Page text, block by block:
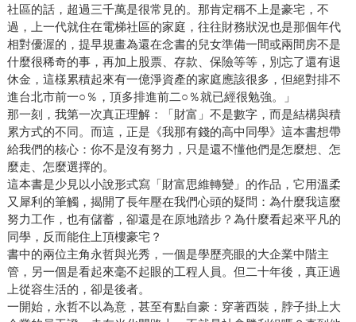
社區的話，超過三千萬是很常見的。那肯定稱不上是豪宅，不
過，上一代就住在電梯社區的家庭，往往財務狀況也是那個年代
相對優渥的，提早規畫為還在念書的兒女準備一間或兩間房不是
什麼很稀奇的事，再加上股票、存款、保險等等，別忘了還有退
休金，這樣累積起來有一億淨資產的家庭應該很多，但絕對排不
進台北市前一○％，頂多排進前二○％就已經很勉強。」
那一刻，我第一次真正理解：「財富」不是數字，而是結構與積
累方式的不同。而這，正是《我那有錢的高中同學》這本書想帶
給我們的核心：你不是沒有努力，只是還不懂他們是怎麼想、怎
麼走、怎麼選擇的。
這本書是少見以小說形式寫「財富思維轉變」的作品，它用溫柔
又犀利的筆觸，揭開了長年壓在我們心頭的疑問：為什麼我這麼
努力工作，也有儲蓄，卻還是在原地踏步？為什麼看起來平凡的
同學，反而能住上頂樓豪宅？
書中的兩位主角永哲與光秀，一個是學歷亮眼的大企業中階主
管，另一個是看起來毫不起眼的工程人員。但二十年後，真正過
上從容生活的，卻是後者。
一開始，永哲不以為意，甚至有點自豪：穿著西裝，脖子掛上大